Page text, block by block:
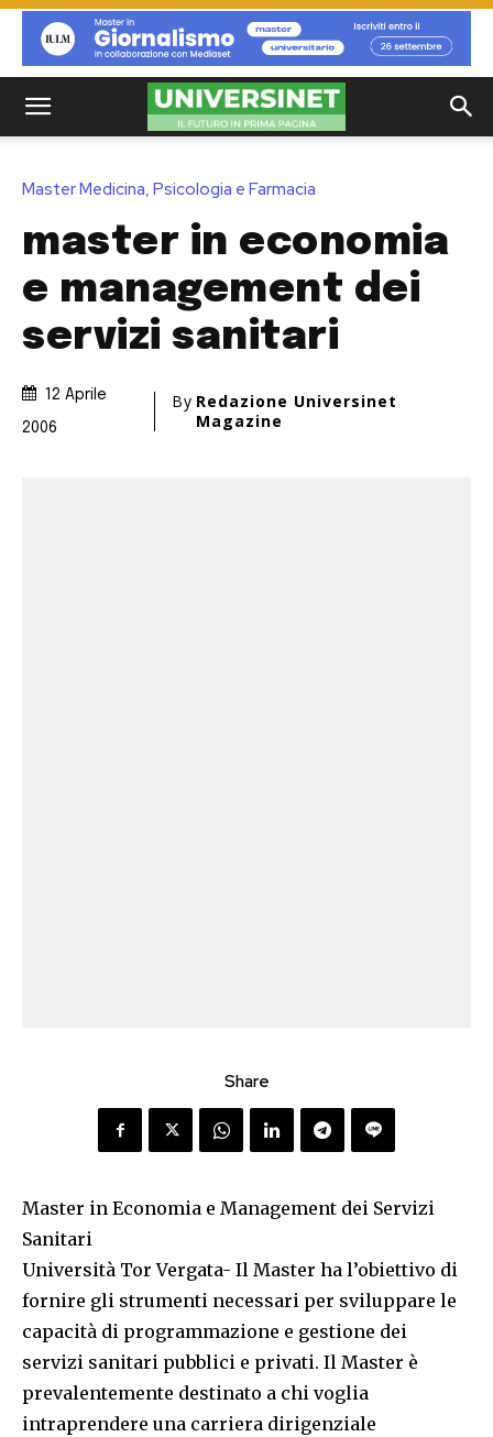
Master Medicina, Psicologia e Farmacia
master in economia
e management dei
servizi sanitari
12 Aprile
2006
By Redazione Universinet
Magazine
Share
Master in Economia e Management dei Servizi
Sanitari
Università Tor Vergata- Il Master ha l’obiettivo di
fornire gli strumenti necessari per sviluppare le
capacità di programmazione e gestione dei
servizi sanitari pubblici e privati. Il Master è
prevalentemente destinato a chi voglia
intraprendere una carriera dirigenziale